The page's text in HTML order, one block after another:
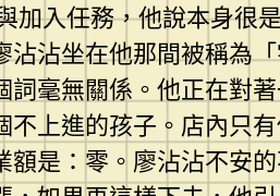
加入任務，他說本身很
沾沾坐在他那間被稱為
詞毫無關係。他正在對
不上進的孩子。店內只
額是：零。廖沾沾不安